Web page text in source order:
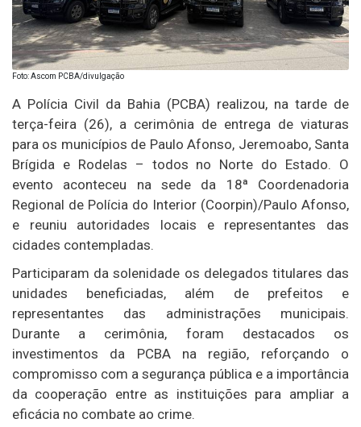
Foto: Ascom PCBA/divulgação
A Polícia Civil da Bahia (PCBA) realizou, na tarde de
terça-feira (26), a cerimônia de entrega de viaturas
para os municípios de Paulo Afonso, Jeremoabo, Santa
Brígida e Rodelas – todos no Norte do Estado. O
evento aconteceu na sede da 18ª Coordenadoria
Regional de Polícia do Interior (Coorpin)/Paulo Afonso,
e reuniu autoridades locais e representantes das
cidades contempladas.
Participaram da solenidade os delegados titulares das
unidades beneficiadas, além de prefeitos e
representantes das administrações municipais.
Durante a cerimônia, foram destacados os
investimentos da PCBA na região, reforçando o
compromisso com a segurança pública e a importância
da cooperação entre as instituições para ampliar a
eficácia no combate ao crime.